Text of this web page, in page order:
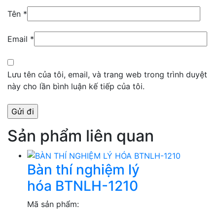
Tên *
Email *
Lưu tên của tôi, email, và trang web trong trình duyệt
này cho lần bình luận kế tiếp của tôi.
Sản phẩm liên quan
Bàn thí nghiệm lý
hóa BTNLH-1210
Mã sản phẩm: